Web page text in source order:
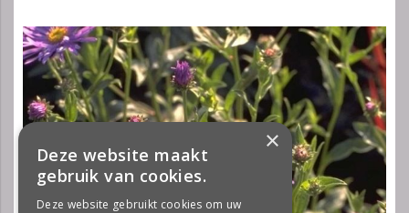
×
Deze website maakt
gebruik van cookies.
Deze website gebruikt cookies om uw